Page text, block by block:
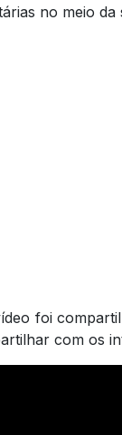
no meio da
foi
com os